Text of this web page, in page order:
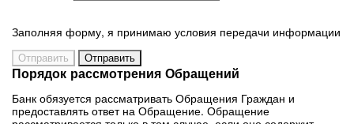
Заполняя форму, я принимаю условия передачи информации
Порядок рассмотрения Обращений
Банк обязуется рассматривать Обращения Граждан и
предоставлять ответ на Обращение. Обращение